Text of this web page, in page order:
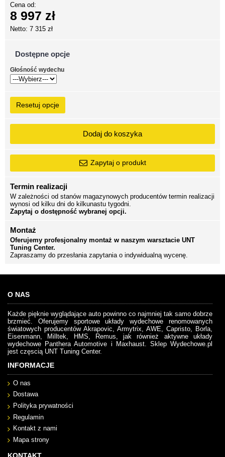
Cena od:
8 997 zł
Netto: 7 315 zł
Dostępne opcje
Głośność wydechu
Resetuj opcje
Dodaj do koszyka
Zapytaj o produkt
Termin realizacji
W zależności od stanów magazynowych producentów termin realizacji
wynosi od kilku dni do kilkunastu tygodni.
Zapytaj o dostępność wybranej opcji.
Montaż
Oferujemy profesjonalny montaż w naszym warsztacie UNT
Tuning Center.
Zapraszamy do przesłania zapytania o indywidualną wycenę.
O NAS
Każde pięknie wyglądające auto powinno co najmniej tak samo dobrze
brzmieć. Oferujemy sportowe układy wydechowe renomowanych
światowych producentów Akrapovic, Armytrix, AWE, Capristo, Borla,
Eisenmann, Milltek, HMS, Remus, jak również aktywne układy
wydechowe Panthera Automotive i Maxhaust. Sklep Wydechowe.pl
jest częscią UNT Tuning Center.
INFORMACJE
O nas
Dostawa
Polityka prywatności
Regulamin
Kontakt z nami
Mapa strony